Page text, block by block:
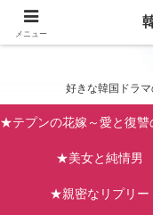
好きな韓国ドラ
★美女と純情男
★親密なリプリー
メニュー